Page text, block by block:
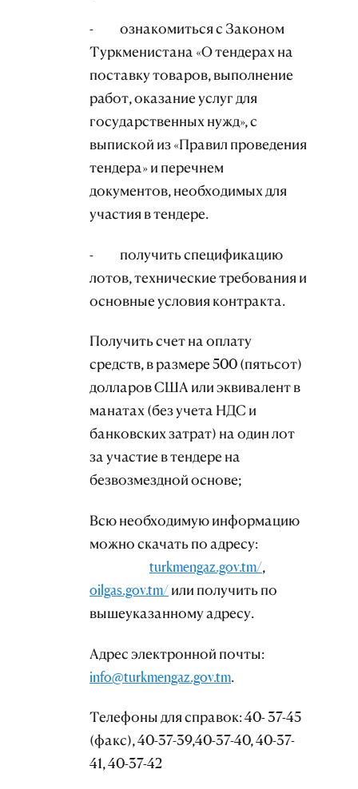
- ознакомиться с Законом
Туркменистана «О тендерах на
поставку товаров, выполнение
работ, оказание услуг для
государственных нужд», с
выпиской из «Правил проведения
тендера» и перечнем
документов, необходимых для
участия в тендере.
- получить спецификацию
лотов, технические требования и
основные условия контракта.
Получить счет на оплату
средств, в размере 500 (пятьсот)
долларов США или эквивалент в
манатах (без учета НДС и
банковских затрат) на один лот
за участие в тендере на
безвозмездной основе;
Всю необходимую информацию
можно скачать по адресу:
turkmengaz.gov.tm/,
oilgas.gov.tm/или получить по
вышеуказанному адресу.
Адрес электронной почты:
info@turkmengaz.gov.tm.
Телефоны для справок: 40- 37-45
(факс), 40-37-39,40-37-40, 40-37-
41, 40-37-42